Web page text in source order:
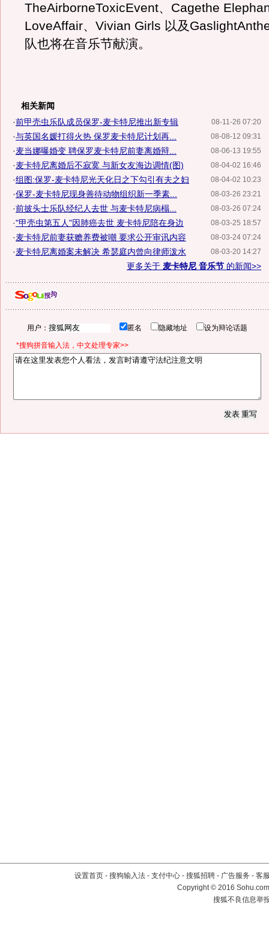
TheAirborneToxicEvent、Cagethe
LoveAffair、Vivian Girls 以及
队也将在音乐节献演。
相关新闻
08-11-26 07:20
·前甲壳虫乐队成员保罗-麦卡特尼推出新专辑
08-08-12 09:31
·与英国名媛打得火热 保罗麦卡特尼计划再...
08-06-13 19:55
·麦当娜曝婚变 聘保罗麦卡特尼前妻离婚辩...
08-04-02 16:46
·麦卡特尼离婚后不寂寞 与新女友海边调情(图)
08-04-02 10:23
·组图:保罗-麦卡特尼光天化日之下勾引有夫之妇
08-03-26 23:21
·保罗-麦卡特尼现身善待动物组织新一季素...
08-03-26 07:24
·前披头士乐队经纪人去世 与麦卡特尼病榻...
08-03-25 18:57
·"甲壳虫第五人"因肺癌去世 麦卡特尼陪在身边
08-03-24 07:24
·麦卡特尼前妻获赡养费被嘲 要求公开审讯内容
08-03-20 14:27
·麦卡特尼离婚案未解决 希瑟庭内曾向律师泼水
更多关于 麦卡特尼 音乐节 的新闻>>
用户： 匿名 隐藏地址 设为辩论话题
*搜狗拼音输入法，中文处理专家>>
设置首页 - 搜狗输入法 - 支付中心 - 搜狐招聘 - 广告服务 - 客
Copyright©2016
搜狐不良信息举